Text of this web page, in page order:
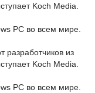
Koch Media.
PC во всем мире.
разработчиков из
Koch Media.
PC во всем мире.